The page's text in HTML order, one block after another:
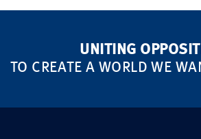
UNITING
TO CREATE A WORLD WE